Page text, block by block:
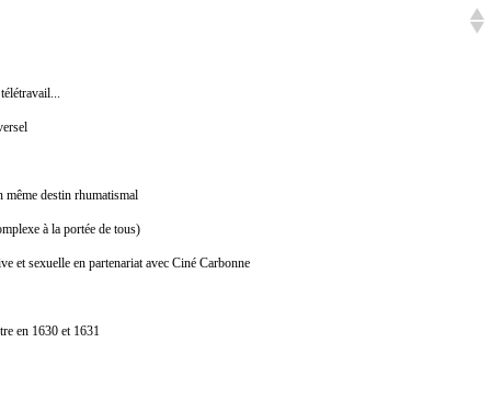
destin rhumatismal
à la portée de tous)
et sexuelle en partenariat avec Ciné Carbonne
en 1630 et 1631